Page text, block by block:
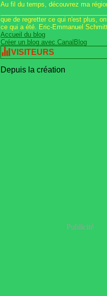
Au fil du temps, découvrez ma
que de regretter ce qui n'est plus,
ce qui a été. Eric-Emmanuel
Accueil du blog
Créer un blog avec CanalBlog
VISITEURS
Depuis la création
Publicité